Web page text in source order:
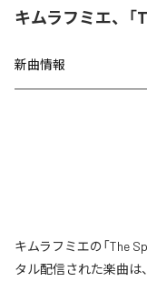
キムラフミエ、「
新曲情報
キムラフミエの「The
タル配信された楽曲は